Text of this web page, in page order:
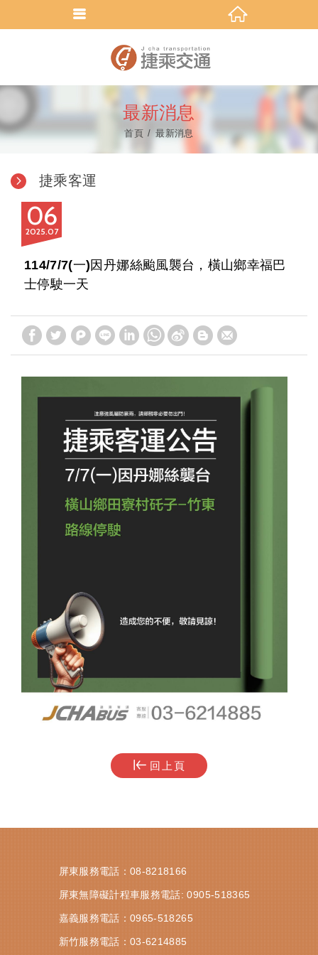
最新消息
首頁 最新消息
捷乘客運
06
07
2025
114/7/7(一)因丹娜絲颱風襲台，橫山鄉幸福巴
士停駛一天
回上頁
屏東服務電話：08-8218166
屏東無障礙計程車服務電話:0905-518365
嘉義服務電話：0965-518265
新竹服務電話：03-6214885